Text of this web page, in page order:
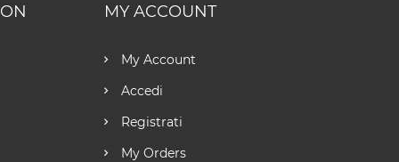
MY ACCOUNT
My Account
Accedi
Registrati
My Orders